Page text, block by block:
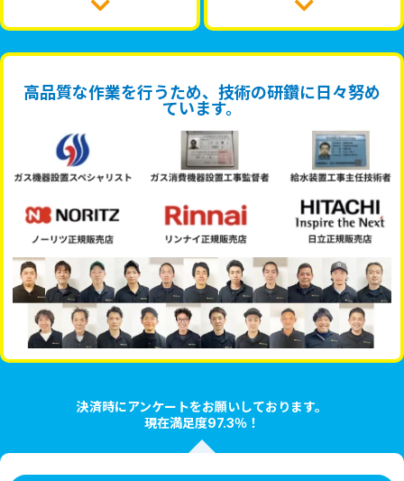
高品質な作業を行うため、技術の研鑽に日々努め
ています。
決済時にアンケートをお願いしております。
現在満足度97.3％！